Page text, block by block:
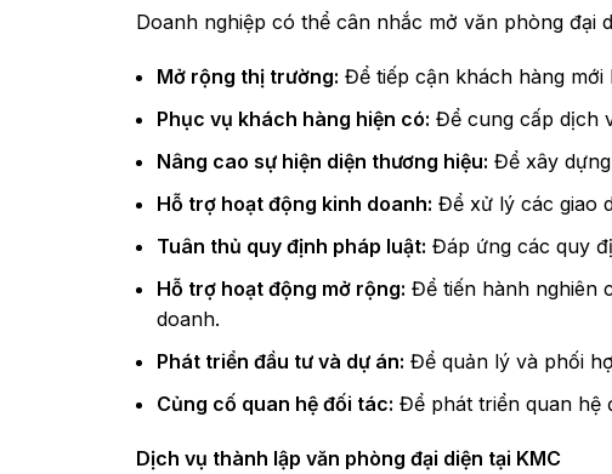
Doanh nghiệp có thể cân nhắc mở văn phòng đại
Mở rộng thị trường: Để tiếp cận khách hàng
Phục vụ khách hàng hiện có: Để cung cấp dịch
Nâng cao sự hiện diện thương hiệu: Để xây
Hỗ trợ hoạt động kinh doanh: Để xử lý các giao
Tuân thủ quy định pháp luật: Đáp ứng các quy
Hỗ trợ hoạt động mở rộng: Để tiến hành nghiên
doanh.
Phát triển đầu tư và dự án: Để quản lý và phối
Củng cố quan hệ đối tác: Để phát triển quan hệ
Dịch vụ thành lập văn phòng đại diện tại KMC